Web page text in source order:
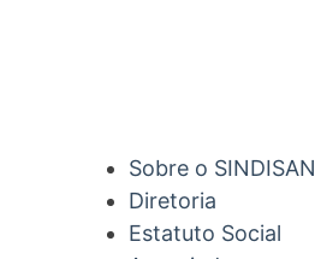
Sobre o SINDISAN
Diretoria
Estatuto Social